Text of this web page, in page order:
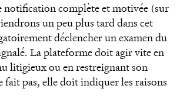
notification complète et motivée (sur
un peu plus tard dans cet
déclencher un examen du
La plateforme doit agir vite en
litigieux ou en restreignant son
fait pas, elle doit indiquer les raisons